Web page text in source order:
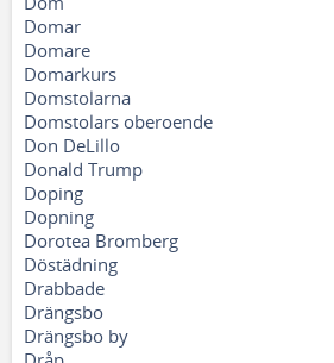
Domar
Domare
Domarkurs
Domstolarna
Domstolars oberoende
Don DeLillo
Donald Trump
Doping
Dopning
Dorotea Bromberg
Döstädning
Drabbade
Drängsbo
Drängsbo by